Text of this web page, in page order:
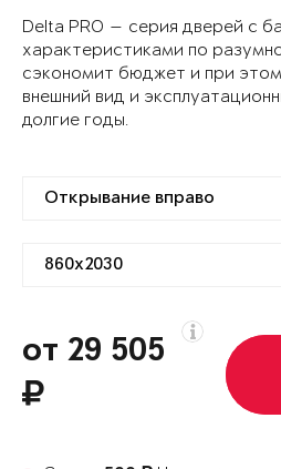
Delta PRO — серия дверей с
характеристиками по
сэкономит бюджет и при
внешний вид и
долгие годы.
от 29 505